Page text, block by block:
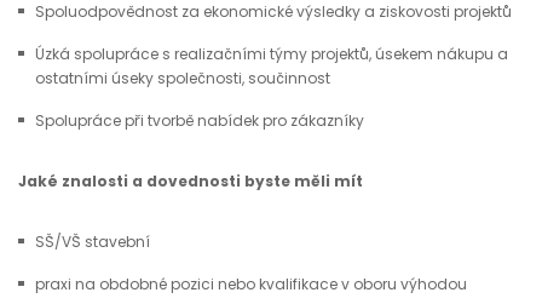
Spoluodpovědnost za ekonomické výsledky a ziskovosti projektů
Úzká spolupráce s realizačními týmy projektů, úsekem nákupu a
ostatními úseky společnosti, součinnost
Spolupráce při tvorbě nabídek pro zákazníky
Jaké znalosti a dovednosti byste měli mít
SŠ/VŠ stavební
praxi na obdobné pozici nebo kvalifikace v oboru výhodou